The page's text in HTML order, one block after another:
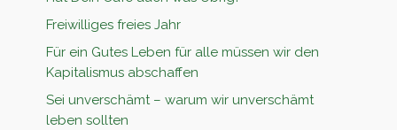
Freiwilliges freies Jahr
Für ein Gutes Leben für alle müssen wir den
Kapitalismus abschaffen
Sei unverschämt – warum wir unverschämt
leben sollten